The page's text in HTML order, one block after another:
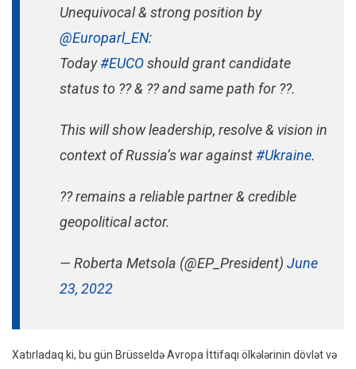
Unequivocal & strong position by
@Europarl_EN:
Today#EUCOshould grant candidate
status to ?? & ?? and same path for ??.
This will show leadership, resolve & vision in
context of Russia’s war against#Ukraine.
?? remains a reliable partner & credible
geopolitical actor.
— Roberta Metsola (@EP_President) June
23, 2022
Xatırladaq ki, bu gün Brüsseldə Avropa İttifaqı ölkələrinin dövlət və